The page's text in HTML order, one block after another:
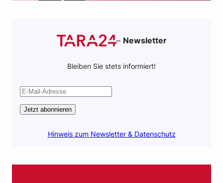
– Newsletter
Bleiben Sie stets informiert!
Jetzt abonnieren
Hinweis zum Newsletter & Datenschutz